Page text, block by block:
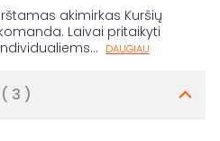
akimirkas Kuršių
Laivai pritaikyti
... DAUGIAU
( 3 )